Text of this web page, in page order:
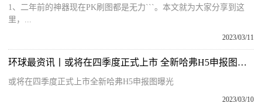
1、二年前的神器现在PK刷图都是无力```。本文就为大家分享到这
里，...
2023/03/11
环球最资讯丨或将在四季度正式上市 全新哈弗H5申报图曝光
或将在四季度正式上市全新哈弗H5申报图曝光
2023/03/10